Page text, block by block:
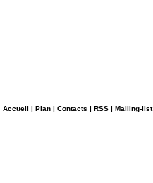
Accueil | Plan | Contacts | RSS | Mailing-list